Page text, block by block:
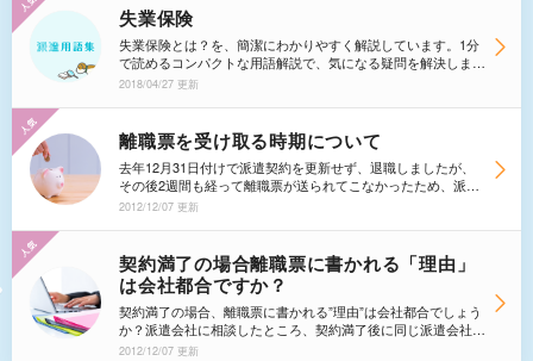
私としては、職安にも行きたいので早めの送付をお願いしまし
たが、こういった書類はこちらから連絡しないと貰えないもの
なのでしょうか。
失業保険
失業保険とは？を、簡潔にわかりやすく解説しています。1分
で読めるコンパクトな用語解説で、気になる疑問を解決しまし
ょう。
2018/04/27 更新
離職票を受け取る時期について
去年12月31日付けで派遣契約を更新せず、退職しましたが、
その後2週間も経って離職票が送られてこなかったため、派遣
会社に問い合わせをした回答は、「1月度の給与が発生します
ワークへの手続き終了後ＸＸさんに送付できますのは、2月初
くらいになると思います。」、給料の支払は25日締めなの
で、12月31日に退職したとしても、1月度の給与が発生すると
の理由で離職票の発送が2月になるとは、派遣会社の対応に問
題はないでしょうか？ 私としては、ハローワークへ失業給
付の申請を早めにしたいと考えています。どのように派遣会社
2012/12/07 更新
契約満了の場合離職票に書かれる「理由」
は会社都合ですか？
契約満了の場合、離職票に書かれる”理由”は会社都合でしょう
か？派遣会社に相談したところ、契約満了後に同じ派遣会社が
他の仕事（条件は今までより落ちる）を紹介し、それをこちら
2012/12/07 更新